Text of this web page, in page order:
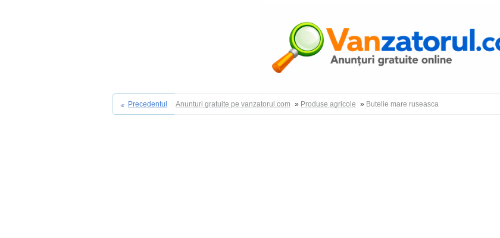
Precedentul Anunturi gratuite pe vanzatorul.com » Produse agricole » Butelie mare ruseasca